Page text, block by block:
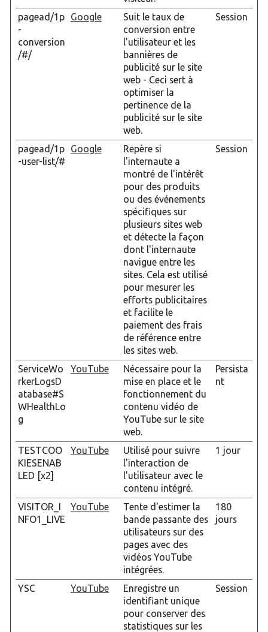
pagead/1p
-
conversion
/#/
Google
Suit le taux de
conversion entre
l'utilisateur et les
bannières de
publicité sur le site
web - Ceci sert à
optimiser la
pertinence de la
publicité sur le site
web.
Session
pagead/1p
-user-list/#
Google
Repère si
l'internaute a
montré de l'intérêt
pour des produits
ou des événements
spécifiques sur
plusieurs sites web
et détecte la façon
dont l'internaute
navigue entre les
sites. Cela est utilisé
pour mesurer les
efforts publicitaires
et facilite le
paiement des frais
de référence entre
les sites web.
Session
ServiceWo
rkerLogsD
atabase#S
WHealthLo
g
YouTube
Nécessaire pour la
mise en place et le
fonctionnement du
contenu vidéo de
YouTube sur le site
web.
Persista
nt
TESTCOO
KIESENAB
LED [x2]
YouTube
Utilisé pour suivre
l'interaction de
l'utilisateur avec le
contenu intégré.
1 jour
VISITOR_I
NFO1_LIVE
YouTube
Tente d'estimer la
bande passante des
utilisateurs sur des
pages avec des
vidéos YouTube
intégrées.
180
jours
YSC YouTube
Enregistre un
identifiant unique
pour conserver des
statistiques sur les
Session